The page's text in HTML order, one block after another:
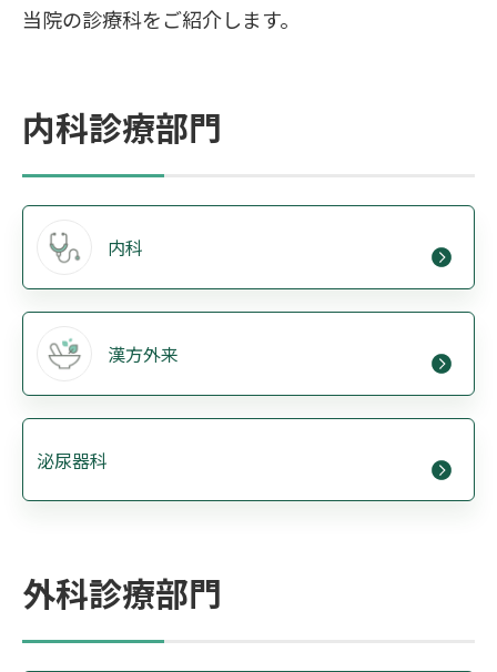
当院の診療科をご紹介します。
内科診療部門
内科
漢方外来
泌尿器科
外科診療部門